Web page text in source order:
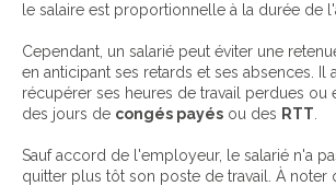
le salaire est proportionnelle à la durée de
Cependant, un salarié peut éviter une
en anticipant ses retards et ses absences. Il
récupérer ses heures de travail perdues ou
des jours de congés payés ou des RTT
Sauf accord de l'employeur, le salarié n'a
quitter plus tôt son poste de travail. À noter